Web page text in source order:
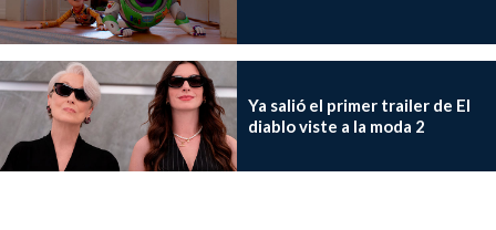
Ya salió el primer trailer de El
diablo viste a la moda 2